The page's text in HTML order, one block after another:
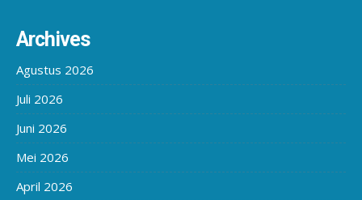
Archives
Agustus 2026
Juli 2026
Juni 2026
Mei 2026
April 2026